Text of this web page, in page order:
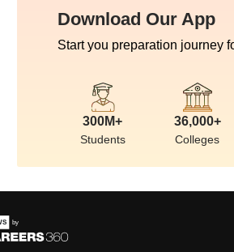
Download Our App
Start you preparation journey
300M+
Students
36,000+
Colleges